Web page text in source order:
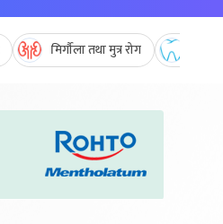
मिर्गौला तथा मुत्र रोग